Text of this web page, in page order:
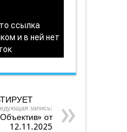
запись:
от
12.11.2025